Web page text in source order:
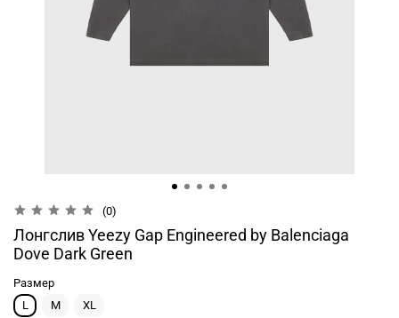
(0)
Лонгслив Yeezy Gap Engineered by Balenciaga
Dove Dark Green
Размер
L
M XL